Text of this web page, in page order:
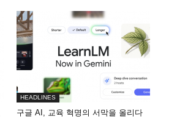
HEADLINES
구글 AI, 교육 혁명의 서막을 올리다